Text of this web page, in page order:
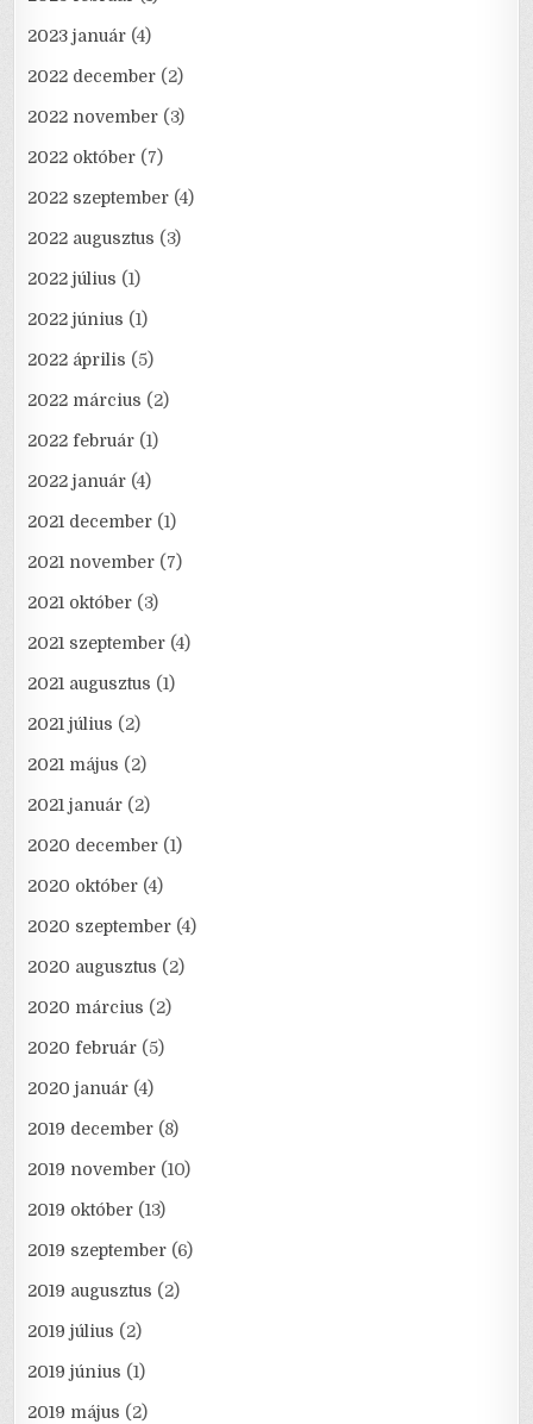
2023 január (4)
2022 december (2)
2022 november (3)
2022 október (7)
2022 szeptember (4)
2022 augusztus (3)
2022 július (1)
2022 június (1)
2022 április (5)
2022 március (2)
2022 február (1)
2022 január (4)
2021 december (1)
2021 november (7)
2021 október (3)
2021 szeptember (4)
2021 augusztus (1)
2021 július (2)
2021 május (2)
2021 január (2)
2020 december (1)
2020 október (4)
2020 szeptember (4)
2020 augusztus (2)
2020 március (2)
2020 február (5)
2020 január (4)
2019 december (8)
2019 november (10)
2019 október (13)
2019 szeptember (6)
2019 augusztus (2)
2019 július (2)
2019 június (1)
2019 május (2)